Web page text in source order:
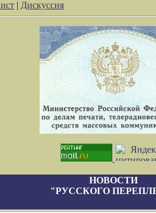
| Дискуссия
НОВОСТИ
"РУССКОГО